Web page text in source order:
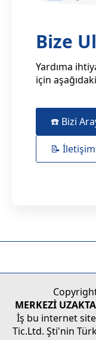
Bize
Yardıma
için
☎️ Bizi
📝
MERKEZİ
İş bu internet
Tic.Ltd. Şti'nin